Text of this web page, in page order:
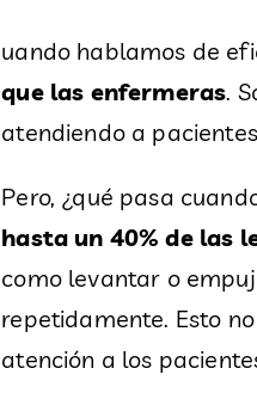
uando hablamos de
que las enfermeras.
atendiendo a
Pero, ¿qué pasa
hasta un 40% de las
como levantar o
repetidamente. Esto
atención a los